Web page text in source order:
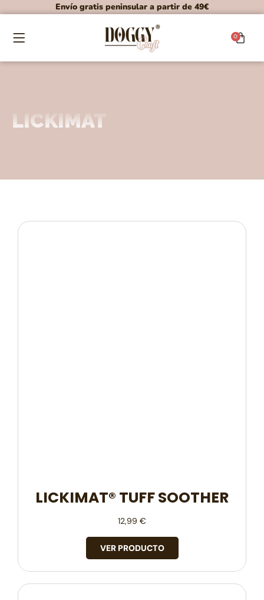
Envío gratis peninsular a partir de 49€
0
LICKIMAT
LICKIMAT® TUFF SOOTHER
12,99 €
VER PRODUCTO